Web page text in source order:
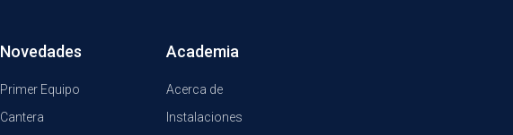
Novedades
Primer Equipo
Cantera
Academia
Acerca de
Instalaciones